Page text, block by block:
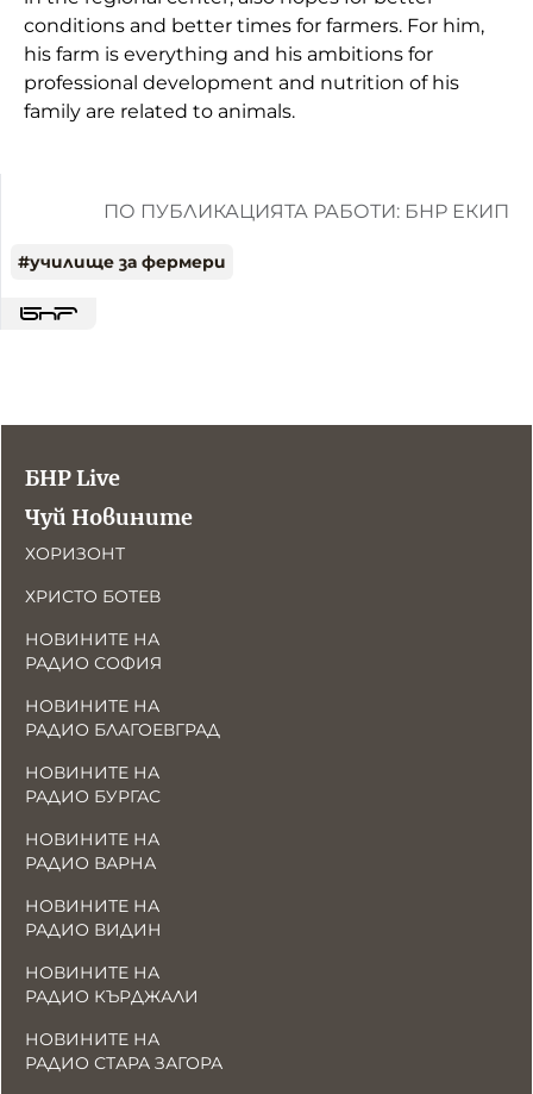
conditions and better times for farmers. For him,
his farm is everything and his ambitions for
professional development and nutrition of his
family are related to animals.
ПО ПУБЛИКАЦИЯТА РАБОТИ: БНР ЕКИП
#училище за фермери
БНР Live
Чуй Новините
ХОРИЗОНТ
ХРИСТО БОТЕВ
НОВИНИТЕ НА
РАДИО СОФИЯ
НОВИНИТЕ НА
РАДИО БЛАГОЕВГРАД
НОВИНИТЕ НА
РАДИО БУРГАС
НОВИНИТЕ НА
РАДИО ВАРНА
НОВИНИТЕ НА
РАДИО ВИДИН
НОВИНИТЕ НА
РАДИО КЪРДЖАЛИ
НОВИНИТЕ НА
РАДИО СТАРА ЗАГОРА